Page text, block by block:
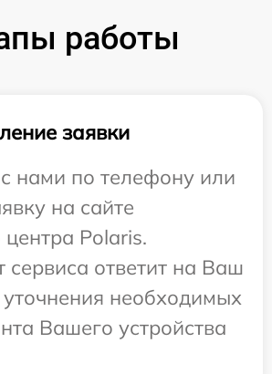
работы
заявки
нами по телефону или
на сайте
центра Polaris.
сервиса ответит на Ваш
необходимых
Вашего устройства